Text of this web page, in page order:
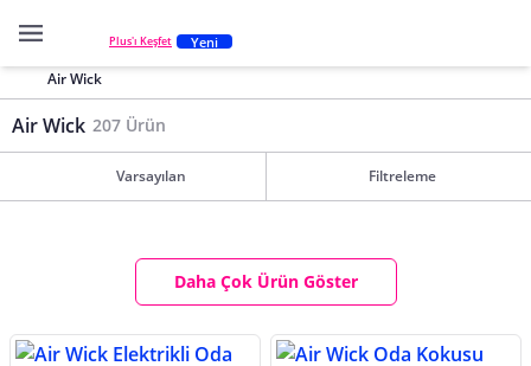
Plus'ı Keşfet Yeni
Air Wick
Air Wick 207 Ürün
Varsayılan Filtreleme
Daha Çok Ürün Göster